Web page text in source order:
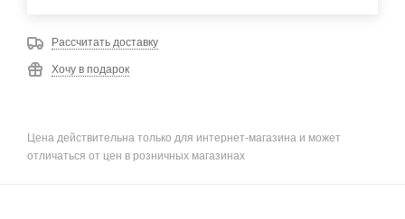
Рассчитать доставку
Хочу в подарок
Цена действительна только для интернет-магазина и может
отличаться от цен в розничных магазинах